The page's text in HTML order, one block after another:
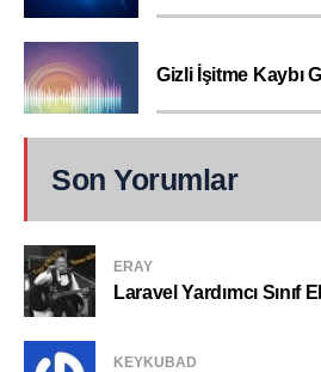
Gizli İşitme Kaybı
Son Yorumlar
ERAY
Laravel Yardımcı Sınıf
KEYKUBAD